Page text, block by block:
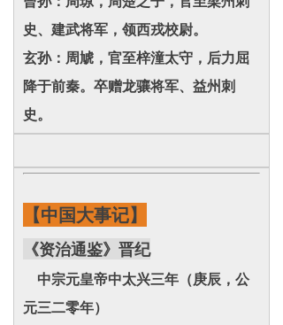
史、建武将军，领西戎校尉。
玄孙：周虓，官至梓潼太守，后力屈
降于前秦。卒赠龙骧将军、益州刺
史。
【中国大事记】
《资治通鉴》晋纪
中宗元皇帝中太兴三年（庚辰，公
元三二零年）